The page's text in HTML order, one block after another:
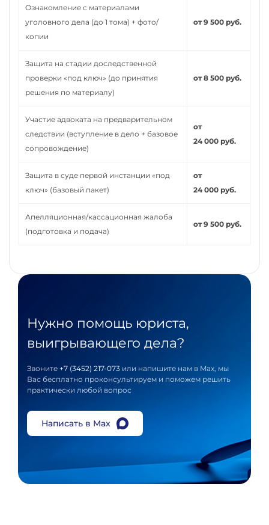
Ознакомление с материалами
уголовного дела (до 1 тома) + фото/
копии
от 9 500 руб.
Защита на стадии доследственной
проверки «под ключ» (до принятия
решения по материалу)
от 8 500 руб.
Участие адвоката на предварительном
следствии (вступление в дело + базовое
сопровождение)
от
24 000 руб.
Защита в суде первой инстанции «под
ключ» (базовый пакет)
от
24 000 руб.
Апелляционная/кассационная жалоба
(подготовка и подача)
от 9 500 руб.
Нужно помощь юриста,
выигрывающего дела?
Звоните +7 (3452) 217-073 или напишите нам в Max, мы
Вас бесплатно проконсультируем и поможем решить
практически любой вопрос
Написать в Max